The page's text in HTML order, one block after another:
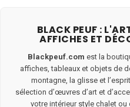
BLACK PEUF :
AFFICHES ET
Blackpeuf.com est la
affiches, tableaux et objets de
montagne, la glisse et
sélection d’œuvres d’art et
votre intérieur style chalet